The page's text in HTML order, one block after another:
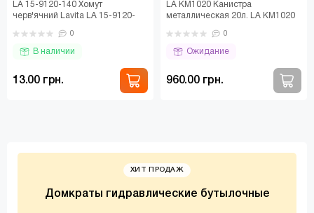
ХИТ ПРОДАЖ
Домкраты гидравлические бутылочные
LA 15-9120-140 Хомут
черв'ячний Lavita LA 15-9120-
з'єднувальний елемент, Який..
0
В наличии
13.00 грн.
LA KM1020 Канистра
металлическая 20л. LA KM1020
– емкость для топлива..
0
Ожидание
960.00 грн.